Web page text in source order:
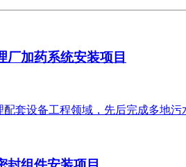
厂加药系统安装项目
配套设备工程领域，先后完成多地